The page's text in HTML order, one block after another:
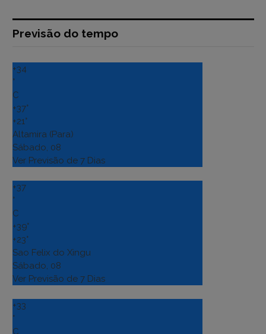
Previsão do tempo
+34
°
C
+37°
+21°
Altamira (Para)
Sábado, 08
Ver Previsão de 7 Dias
+37
°
C
+39°
+23°
Sao Felix do Xingu
Sábado, 08
Ver Previsão de 7 Dias
+33
°
C